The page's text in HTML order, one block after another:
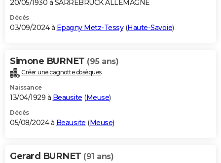
20/05/1930 à SARREBRUCK ALLEMAGNE
Décès
03/09/2024 à Epagny Metz-Tessy(Haute-Savoie)
Simone BURNET (95 ans)
Créer une cagnotte obsèques
Naissance
13/04/1929 à Beausite (Meuse)
Décès
05/08/2024 à Beausite (Meuse)
Gerard BURNET (91 ans)